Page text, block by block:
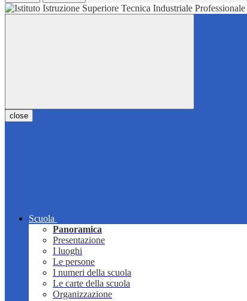
close
Scuola
Panoramica
Presentazione
I luoghi
Le persone
I numeri della scuola
Le carte della scuola
Organizzazione